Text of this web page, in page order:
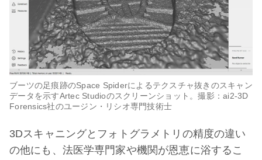
ブーツの足痕跡のSpace Spiderによるテクスチャ抜きのスキャン
データを示すArtec Studioのスクリーンショット。撮影：ai2-3D
Forensics社のユージン・リシオ専門技術士
3Dスキャニングとフォトグラメトリの精度の違い
の他にも、法医学専門家や機関が恩恵に浴するこ